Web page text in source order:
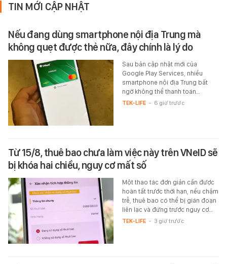
TIN MỚI CẬP NHẬT
Nếu đang dùng smartphone nội địa Trung mà
không quẹt được thẻ nữa, đây chính là lý do
Sau bản cập nhật mới của
Google Play Services, nhiều
smartphone nội địa Trung bất
ngờ không thể thanh toán…
TEK-LIFE - 6 giờ trước
Từ 15/8, thuê bao chưa làm việc này trên VNeID sẽ
bị khóa hai chiều, nguy cơ mất số
Một thao tác đơn giản cần được
hoàn tất trước thời hạn, nếu chậm
trễ, thuê bao có thể bị gián đoạn
liên lạc và đứng trước nguy cơ…
TEK-LIFE - 3 giờ trước